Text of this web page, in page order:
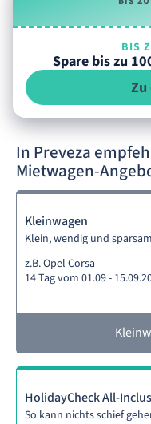
BIS
Spare bis zu
Zu
In Preveza
Mietwagen-
Kleinwagen
Klein, wendig und
z.B. Opel Corsa
14 Tag vom 01.09 -
HolidayCheck All-
So kann nichts schief